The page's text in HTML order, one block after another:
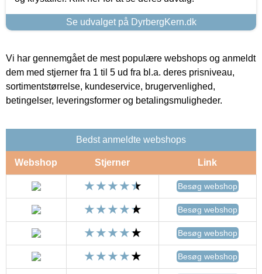
Se udvalget på DyrbergKern.dk
Vi har gennemgået de mest populære webshops og anmeldt
dem med stjerner fra 1 til 5 ud fra bl.a. deres prisniveau,
sortimentstørrelse, kundeservice, brugervenlighed,
betingelser, leveringsformer og betalingsmuligheder.
Bedst anmeldte webshops
Webshop Stjerner Link
Besøg webshop
Besøg webshop
Besøg webshop
Besøg webshop